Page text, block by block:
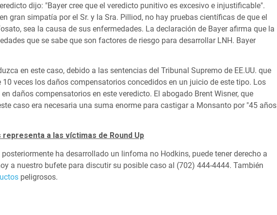
dijo: "Bayer cree que el veredicto punitivo es excesivo e injustificable".
gran simpatía por el Sr. y la Sra. Pilliod, no hay pruebas científicas de que el
sea la causa de sus enfermedades. La declaración de Bayer afirma que la
que se sabe que son factores de riesgo para desarrollar LNH. Bayer
en este caso, debido a las sentencias del Tribunal Supremo de EE.UU. que
veces los daños compensatorios concedidos en un juicio de este tipo. Los
daños compensatorios en este veredicto. El abogado Brent Wisner, que
caso era necesaria una suma enorme para castigar a Monsanto por "45 años
a las víctimas de Round Up
ha desarrollado un linfoma no Hodkins, puede tener derecho a
a nuestro bufete para discutir su posible caso al (702) 444-4444. También
peligrosos.